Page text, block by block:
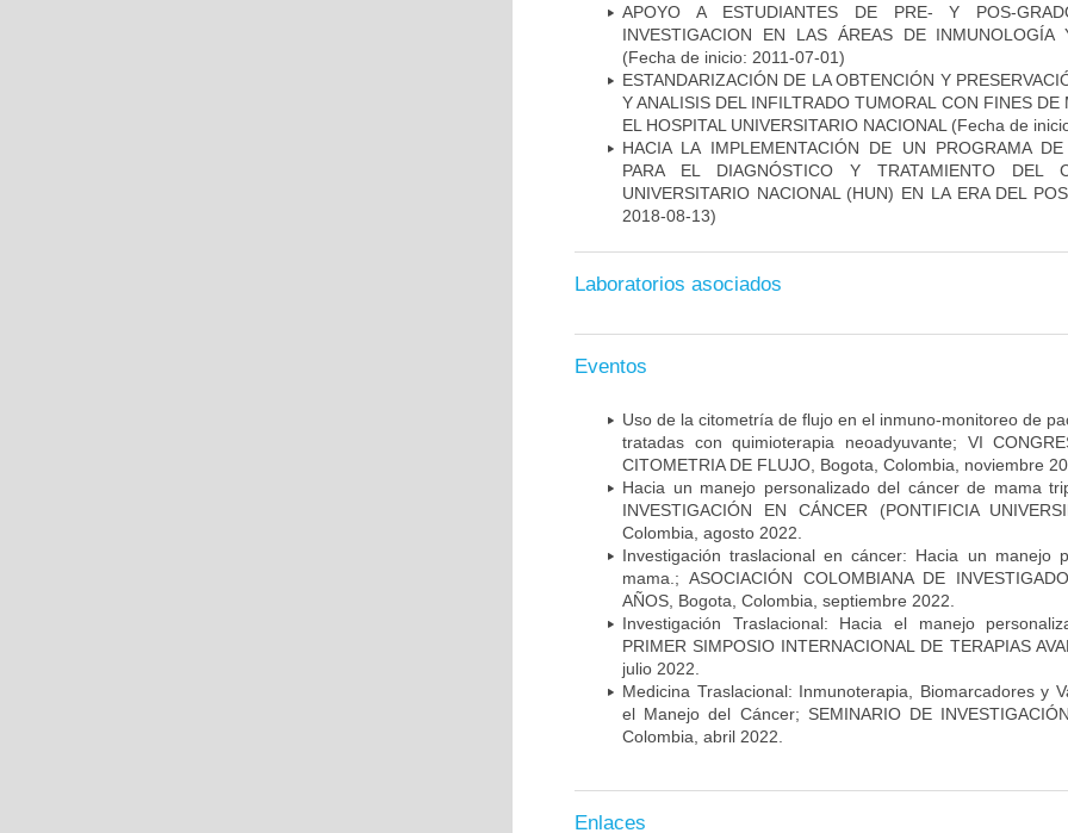
APOYO A ESTUDIANTES DE PRE- Y POS-
INVESTIGACION EN LAS ÁREAS DE INMUNOLOGÍA
(Fecha de inicio: 2011-07-01)
ESTANDARIZACIÓN DE LA OBTENCIÓN Y
Y ANALISIS DEL INFILTRADO TUMORAL CON FINES DE
EL HOSPITAL UNIVERSITARIO NACIONAL (Fecha de
HACIA LA IMPLEMENTACIÓN DE UN PROGRAMA
PARA EL DIAGNÓSTICO Y TRATAMIENTO DEL
UNIVERSITARIO NACIONAL (HUN) EN LA ERA DEL
2018-08-13)
Laboratorios asociados
Eventos
Uso de la citometría de flujo en el inmuno-monitoreo de
tratadas con quimioterapia neoadyuvante; VI
CITOMETRIA DE FLUJO, Bogota, Colombia, noviembre
Hacia un manejo personalizado del cáncer de mama
INVESTIGACIÓN EN CÁNCER (PONTIFICIA
Colombia, agosto 2022.
Investigación traslacional en cáncer: Hacia un manejo
mama.; ASOCIACIÓN COLOMBIANA DE
AÑOS, Bogota, Colombia, septiembre 2022.
Investigación Traslacional: Hacia el manejo
PRIMER SIMPOSIO INTERNACIONAL DE TERAPIAS
julio 2022.
Medicina Traslacional: Inmunoterapia, Biomarcadores y
el Manejo del Cáncer; SEMINARIO DE
Colombia, abril 2022.
Enlaces